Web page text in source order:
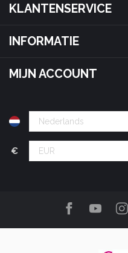
KLANTENSERVICE
INFORMATIE
MIJN ACCOUNT
€